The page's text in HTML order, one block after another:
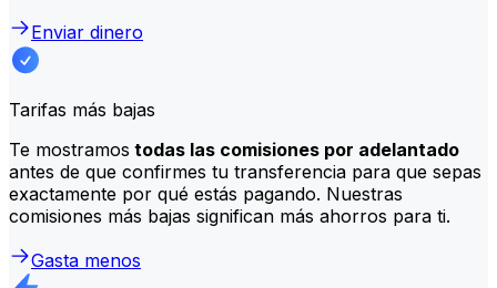
Enviar dinero
Tarifas más bajas
Te mostramos todas las comisiones por adelantado
antes de que confirmes tu transferencia para que sepas
exactamente por qué estás pagando. Nuestras
comisiones más bajas significan más ahorros para ti.
Gasta menos